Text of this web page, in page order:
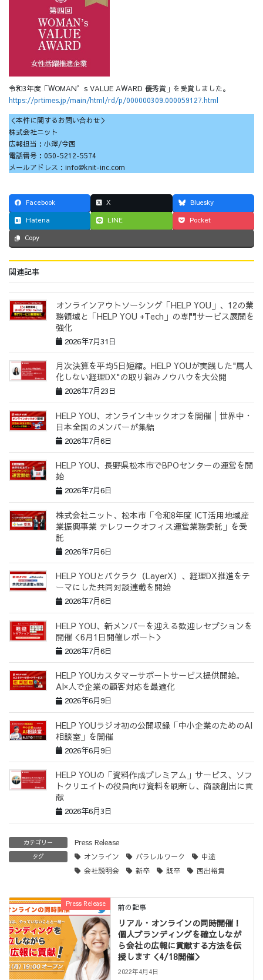
令和3年度「WOMAN’s VALUE AWARD 優秀賞」を受賞しました。
https://prtimes.jp/main/html/rd/p/000000309.000059127.html
＜本件に関するお問い合わせ＞
株式会社ニット
広報担当：小澤/今西
電話番号：050-5212-5574
メールアドレス：info@knit-inc.com
Facebook X
Bluesky
Hatena
LINE Pocket
Copy
関連記事
オンラインアウトソーシング「HELP YOU」、12の業
務領域と「HELP YOU +Tech」の専門サービス展開を
強化
2026年7月31日
月次決算を平均5日短縮。HELP YOUが実践した"属人
化しない経理DX"の取り組みノウハウを大公開
2026年7月23日
HELP YOU、オンラインキックオフを開催│世界中・
日本全国のメンバーが集結
2026年7月6日
HELP YOU、長野県松本市でBPOセンターの運営を開
始
2026年7月6日
株式会社ニット、松本市「令和8年度 ICT活用地域産
業振興事業 テレワークオフィス運営業務委託」を受
託
2026年7月6日
HELP YOUとバクラク（LayerX）、経理DX推進をテ
ーマにした共同対談連載を開始
2026年7月6日
HELP YOU、新メンバーを迎える歓迎レセプションを
開催＜6月1日開催レポート＞
2026年7月6日
HELP YOUカスタマーサポートサービス提供開始。
AI×人で企業の顧客対応を最適化
2026年6月9日
HELP YOUラジオ初の公開収録「中小企業のためのAI
相談室」を開催
2026年6月9日
HELP YOUの「資料作成プレミアム」サービス、ソフ
トクリエイトの役員向け資料を刷新し、商談創出に貢
献
2026年6月3日
カテゴリー Press Release
タグ オンライン パラレルワーク
中途
会社説明会
新卒 既卒 西出裕貴
Press Release 前の記事
リアル・オンラインの同時開催！
個人ブランディングを確立しなが
ら会社の広報に貢献する方法を伝
授します＜4/18開催＞
2022年4月4日